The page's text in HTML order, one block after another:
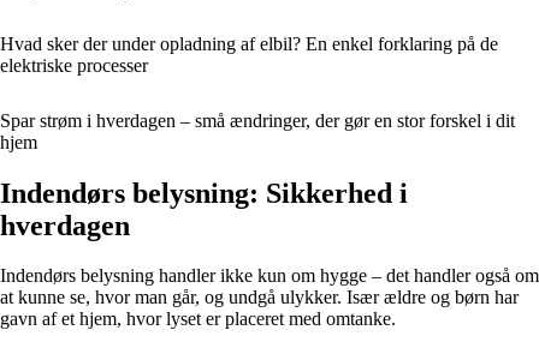
Hvad sker der under opladning af elbil? En enkel forklaring på de
elektriske processer
Spar strøm i hverdagen – små ændringer, der gør en stor forskel i dit
hjem
Indendørs belysning: Sikkerhed i
hverdagen
Indendørs belysning handler ikke kun om hygge – det handler også om
at kunne se, hvor man går, og undgå ulykker. Især ældre og børn har
gavn af et hjem, hvor lyset er placeret med omtanke.